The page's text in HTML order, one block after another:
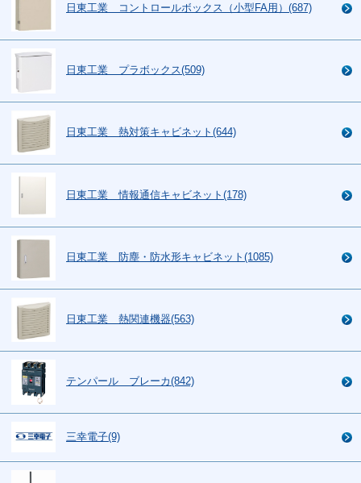
日東工業 コントロールボックス（小型FA用）(687)
日東工業 プラボックス(509)
日東工業 熱対策キャビネット(644)
日東工業 情報通信キャビネット(178)
日東工業 防塵・防水形キャビネット(1085)
日東工業 熱関連機器(563)
テンパール ブレーカ(842)
三幸電子(9)